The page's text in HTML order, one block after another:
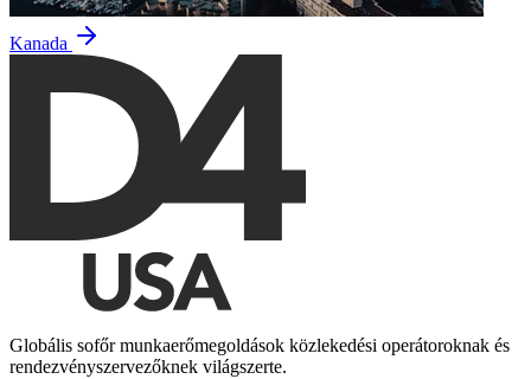
Kanada
Globális sofőr munkaerőmegoldások közlekedési operátoroknak és
rendezvényszervezőknek világszerte.